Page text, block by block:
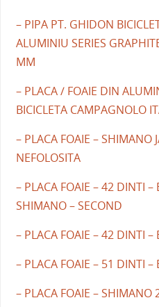
– PIPA PT. GHIDON
ALUMINIU SERIES
MM
– PLACA / FOAIE DIN
BICICLETA CAMPAGNOLO
– PLACA FOAIE – SHIMANO
NEFOLOSITA
– PLACA FOAIE – 42 DINTI
SHIMANO – SECOND
– PLACA FOAIE – 42 DINTI –
– PLACA FOAIE – 51 DINTI –
– PLACA FOAIE – SHIMANO